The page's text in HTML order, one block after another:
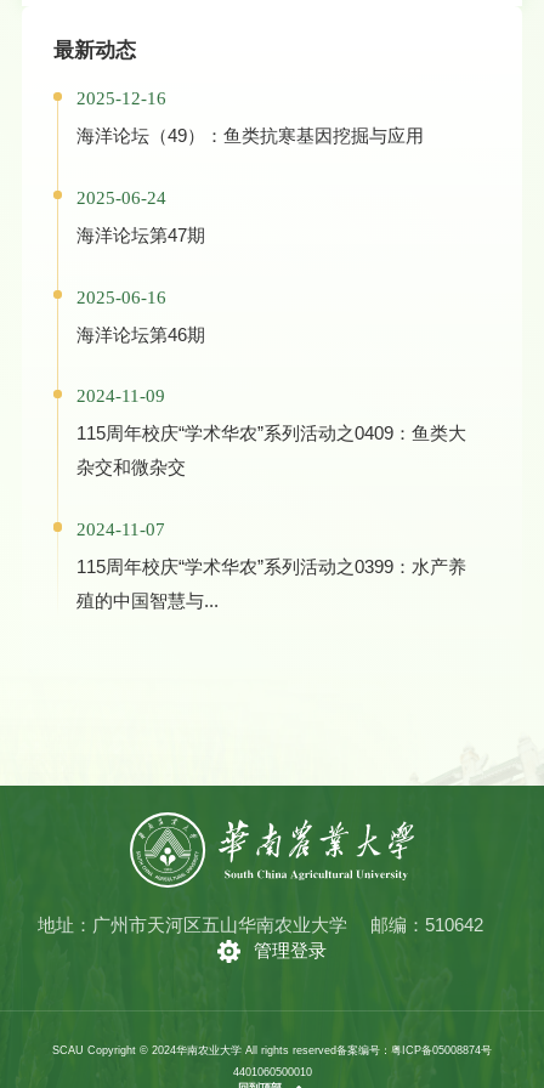
最新动态
2025-12-16
海洋论坛（49）：鱼类抗寒基因挖掘与应用
2025-06-24
海洋论坛第47期
2025-06-16
海洋论坛第46期
2024-11-09
115周年校庆“学术华农”系列活动之0409：鱼类大
杂交和微杂交
2024-11-07
115周年校庆“学术华农”系列活动之0399：水产养
殖的中国智慧与...
地址：广州市天河区五山华南农业大学
邮编：510642
管理登录
SCAU Copyright © 2024华南农业大学 All rights reserved备案编号：粤ICP备05008874号
4401060500010